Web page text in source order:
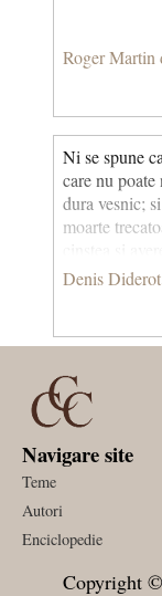
Roger Martin
Ni se spune
care nu
dura vesnic;
moarte
cinstea si
vrea sa
Denis Diderot
Navigare site
Teme
Autori
Enciclopedie
Copyright